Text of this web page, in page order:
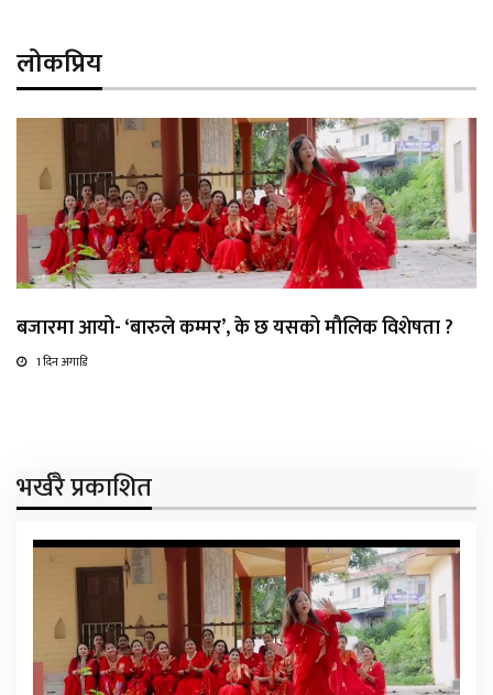
लोकप्रिय
बजारमा आयो- ‘बारुले कम्मर’, के छ यसको मौलिक विशेषता ?
1 दिन अगाडि
भर्खरै प्रकाशित